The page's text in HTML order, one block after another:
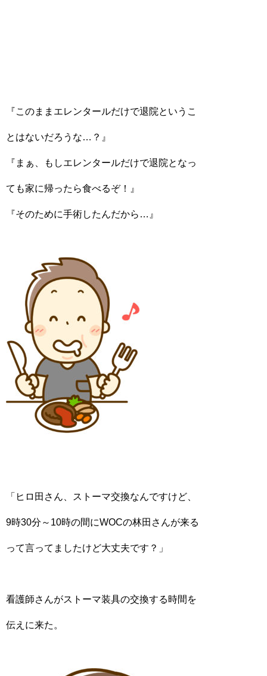
『このままエレンタールだけで退院というこ
とはないだろうな…？』
『まぁ、もしエレンタールだけで退院となっ
ても家に帰ったら食べるぞ！』
『そのために手術したんだから…』
「ヒロ田さん、ストーマ交換なんですけど、
9時30分～10時の間にWOCの林田さんが来る
って言ってましたけど大丈夫です？」
看護師さんがストーマ装具の交換する時間を
伝えに来た。